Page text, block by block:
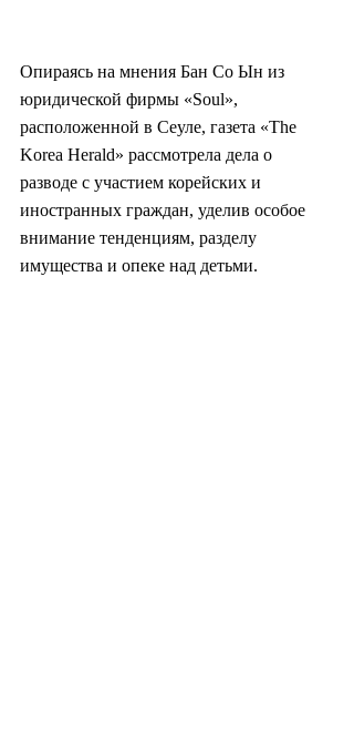
Опираясь на мнения Бан Со Ын из
юридической фирмы «Soul»,
расположенной в Сеуле, газета «The
Korea Herald» рассмотрела дела о
разводе с участием корейских и
иностранных граждан, уделив особое
внимание тенденциям, разделу
имущества и опеке над детьми.